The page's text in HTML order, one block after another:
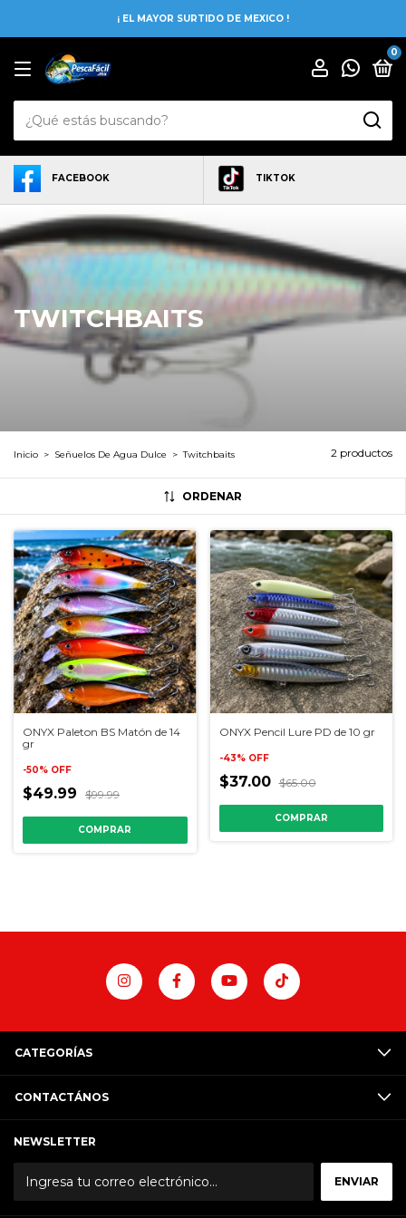
¡ EL MAYOR SURTIDO DE MEXICO !
0
FACEBOOK TIKTOK
TWITCHBAITS
Inicio > Señuelos De Agua Dulce > Twitchbaits 2 productos
ORDENAR
ONYX Paleton BS Matón de 14
gr
-50% OFF
$49.99 $99.99
COMPRAR
ONYX Pencil Lure PD de 10 gr
-43% OFF
$37.00 $65.00
COMPRAR
CATEGORÍAS
CONTACTÁNOS
NEWSLETTER